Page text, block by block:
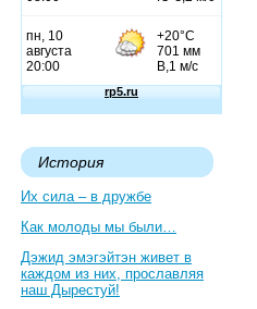
История
Их сила – в дружбе
Как молоды мы были…
Дэжид эмэгэйтэн живет в
каждом из них, прославляя
наш Дырестуй!